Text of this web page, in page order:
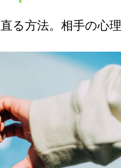
る方法。相手の心